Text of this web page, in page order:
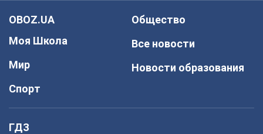
OBOZ.UA
Моя Школа
Мир
Спорт
Общество
Все новости
Новости образования
ГДЗ